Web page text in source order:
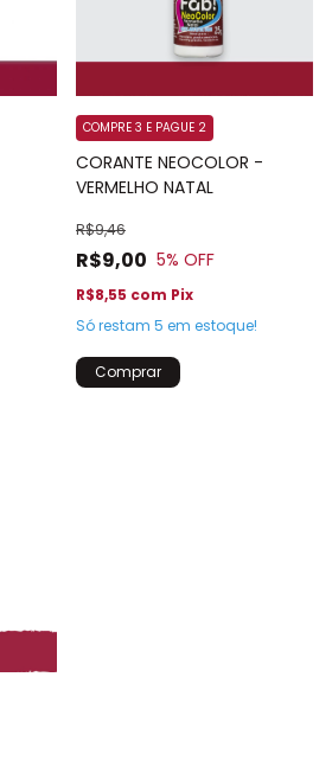
CORANTE NEOCOLOR -
VERMELHO NATAL
R$9,00
R$9,46
5% OFF
COMPRE 3 E PAGUE 2
R$8,55 com Pix
Só restam 5 em estoque!